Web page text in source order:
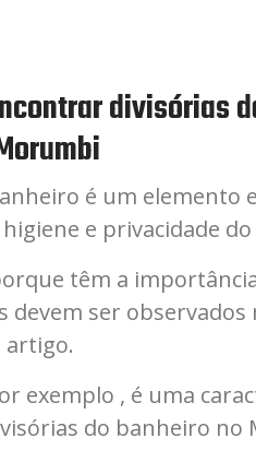
divisórias
é um elemento
e privacidade do
têm a
devem ser observados
artigo.
exemplo , é uma
do banheiro no